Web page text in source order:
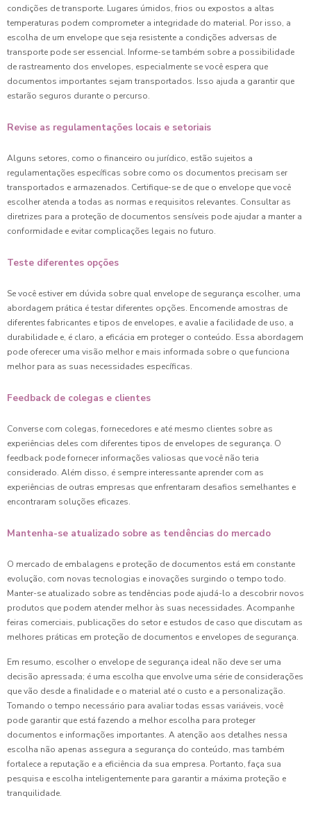
condições de transporte. Lugares úmidos, frios ou expostos a altas
temperaturas podem comprometer a integridade do material. Por isso, a
escolha de um envelope que seja resistente a condições adversas de
transporte pode ser essencial. Informe-se também sobre a possibilidade
de rastreamento dos envelopes, especialmente se você espera que
documentos importantes sejam transportados. Isso ajuda a garantir que
estarão seguros durante o percurso.
Revise as regulamentações locais e setoriais
Alguns setores, como o financeiro ou jurídico, estão sujeitos a
regulamentações específicas sobre como os documentos precisam ser
transportados e armazenados. Certifique-se de que o envelope que você
escolher atenda a todas as normas e requisitos relevantes. Consultar as
diretrizes para a proteção de documentos sensíveis pode ajudar a manter a
conformidade e evitar complicações legais no futuro.
Teste diferentes opções
Se você estiver em dúvida sobre qual envelope de segurança escolher, uma
abordagem prática é testar diferentes opções. Encomende amostras de
diferentes fabricantes e tipos de envelopes, e avalie a facilidade de uso, a
durabilidade e, é claro, a eficácia em proteger o conteúdo. Essa abordagem
pode oferecer uma visão melhor e mais informada sobre o que funciona
melhor para as suas necessidades específicas.
Feedback de colegas e clientes
Converse com colegas, fornecedores e até mesmo clientes sobre as
experiências deles com diferentes tipos de envelopes de segurança. O
feedback pode fornecer informações valiosas que você não teria
considerado. Além disso, é sempre interessante aprender com as
experiências de outras empresas que enfrentaram desafios semelhantes e
encontraram soluções eficazes.
Mantenha-se atualizado sobre as tendências do mercado
O mercado de embalagens e proteção de documentos está em constante
evolução, com novas tecnologias e inovações surgindo o tempo todo.
Manter-se atualizado sobre as tendências pode ajudá-lo a descobrir novos
produtos que podem atender melhor às suas necessidades. Acompanhe
feiras comerciais, publicações do setor e estudos de caso que discutam as
melhores práticas em proteção de documentos e envelopes de segurança.
Em resumo, escolher o envelope de segurança ideal não deve ser uma
decisão apressada; é uma escolha que envolve uma série de considerações
que vão desde a finalidade e o material até o custo e a personalização.
Tomando o tempo necessário para avaliar todas essas variáveis, você
pode garantir que está fazendo a melhor escolha para proteger
documentos e informações importantes. A atenção aos detalhes nessa
escolha não apenas assegura a segurança do conteúdo, mas também
fortalece a reputação e a eficiência da sua empresa. Portanto, faça sua
pesquisa e escolha inteligentemente para garantir a máxima proteção e
tranquilidade.